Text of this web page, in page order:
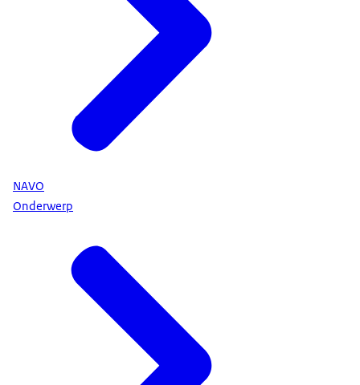
NAVO
Onderwerp